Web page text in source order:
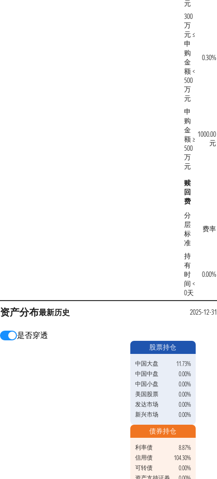
元
300
万
元 ≤
申
购
金
额 <
500
万
元
0.30%
申
购
金
额 ≥
500
万
元
1000.00
元
赎
回
费
分
层
标
准
费率
持
有
时
间 <
0天
0.00%
资产分布最新历史 2025-12-31
是否穿透
股票持仓
中国大盘
11.73%
中国中盘
0.00%
中国小盘
0.00%
美国股票
0.00%
发达市场
0.00%
新兴市场
0.00%
债券持仓
利率债
8.87%
信用债
104.30%
可转债
0.00%